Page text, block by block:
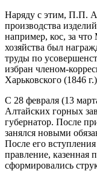
Наряду с этим, П.П.
производства
например, кос, за
хозяйства был
труды по
избран членом-
Харьковского (1846
С 28 февраля (13
Алтайских горных
губернатор. После
занялся новыми
После его
правление, казенная
сформировались